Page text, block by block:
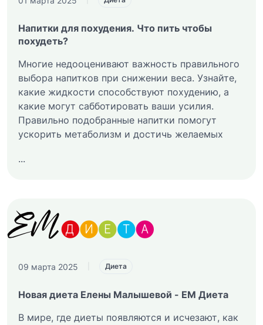
Напитки для похудения. Что пить чтобы
похудеть?
Многие недооценивают важность правильного
выбора напитков при снижении веса. Узнайте,
какие жидкости способствуют похудению, а
какие могут сабботировать ваши усилия.
Правильно подобранные напитки помогут
ускорить метаболизм и достичь желаемых
...
09 марта 2025 Диета
Новая диета Елены Малышевой - ЕМ Диета
В мире, где диеты появляются и исчезают, как